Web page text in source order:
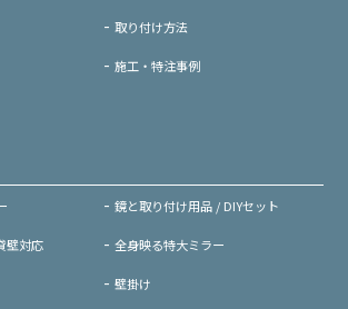
取り付け方法
施工・特注事例
鏡と取り付け用品 / DIYセット
壁対応 全身映る特大ミラー
壁掛け